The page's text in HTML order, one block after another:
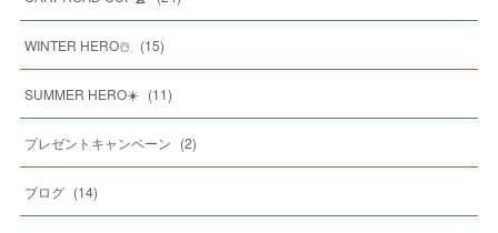
WINTER HERO☃️ (15)
SUMMER HERO☀️ (11)
プレゼントキャンペーン (2)
ブログ (14)